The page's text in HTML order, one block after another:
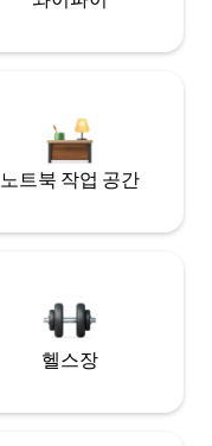
노트북 작업 공간
헬스장